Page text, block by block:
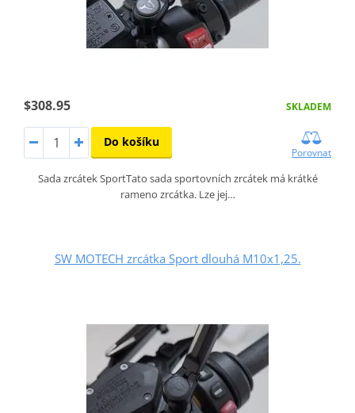
$308.95 SKLADEM
Do košíku
Porovnat
Sada zrcátek SportTato sada sportovních zrcátek má krátké
rameno zrcátka. Lze jej…
SW MOTECH zrcátka Sport dlouhá M10x1,25.